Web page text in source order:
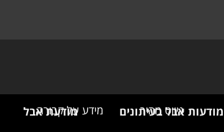
ניווט מהיר מידע על קבורה אבל בעיתונים מודעת אבל